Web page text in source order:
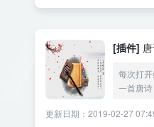
[插件]
每次打
一首唐诗
更新日期：2019-02-27